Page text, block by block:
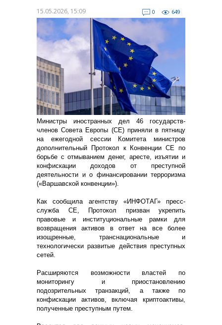
15.05.2026, 15:09 0 649
Министры иностранных дел 46 государств-
членов Совета Европы (СЕ) приняли в пятницу
на ежегодной сессии Комитета министров
дополнительный Протокол к Конвенции СЕ по
борьбе с отмыванием денег, аресте, изъятии и
конфискации доходов от преступной
деятельности и о финансировании терроризма
(«Варшавской конвенции»).
Как сообщила агентству «ИНФОТАГ» пресс-
служба СЕ, Протокол призван укрепить
правовые и институциональные рамки для
возвращения активов в ответ на все более
изощренные, транснациональные и
технологически развитые действия преступных
сетей.
Расширяются возможности властей по
мониторингу и приостановлению
подозрительных транзакций, а также по
конфискации активов, включая криптоактивы,
полученные преступным путем.